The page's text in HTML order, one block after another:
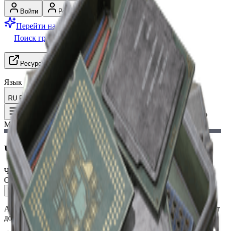
Войти Регистрация
Перейти на Premium
Поиск группы
Ресурсы
Язык
RU Русский
Toggle Menu Предмет
Чертеж тактического
Mk. 3 (лечение)
Чертеж тактического Mk. 3 (лечение)
Чертеж
Обычный
Аугментация, ориентированная на лечение, которая добавляет
дополнительные слоты для лечебных предметов.